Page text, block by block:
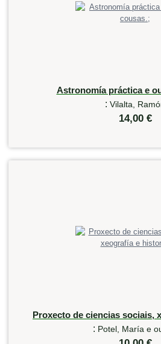
Astronomía práctica e
: Vilalta,
14,00 €
Proxecto de ciencias sociais,
: Potel, María e